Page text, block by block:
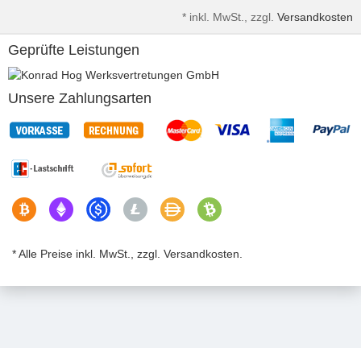
* inkl. MwSt., zzgl. Versandkosten
Geprüfte Leistungen
Unsere Zahlungsarten
* Alle Preise inkl. MwSt., zzgl. Versandkosten.